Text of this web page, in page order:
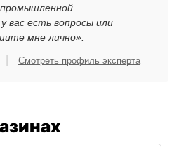
вас есть вопросы или
мне лично».
Смотреть профиль эксперта